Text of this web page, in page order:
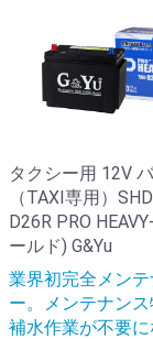
タクシー用 12V
（TAXI専用）
D26R PRO
ールド) G&Yu
業界初完全メンテ
ー。メンテナン
補水作業が不要